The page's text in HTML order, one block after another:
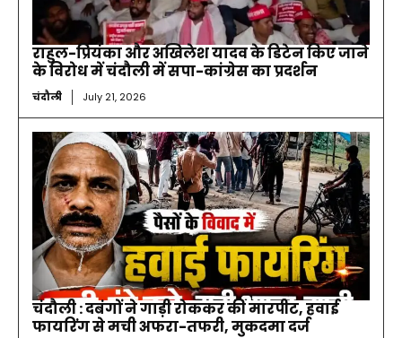
राहुल-प्रियंका और अखिलेश यादव के डिटेन किए जाने
के विरोध में चंदौली में सपा-कांग्रेस का प्रदर्शन
चंदौली July 21, 2026
चंदौली : दबंगों ने गाड़ी रोककर की मारपीट, हवाई
फायरिंग से मची अफरा-तफरी, मुकदमा दर्ज